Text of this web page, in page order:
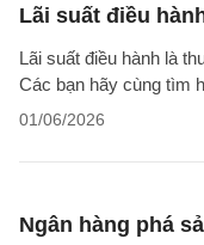
Lãi suất điều
Lãi suất điều hành là
Các bạn hãy cùng tìm
01/06/2026
Ngân hàng phá